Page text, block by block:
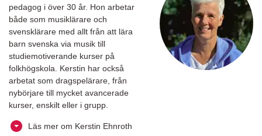
pedagog i över 30 år. Hon arbetar
både som musiklärare och
svensklärare med allt från att lära
barn svenska via musik till
studiemotiverande kurser på
folkhögskola. Kerstin har också
arbetat som dragspelärare, från
nybörjare till mycket avancerade
kurser, enskilt eller i grupp.
Läs mer om Kerstin Ehnroth